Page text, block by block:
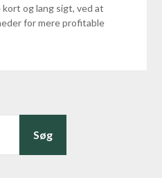
og lang sigt, ved at
for mere profitable
Søg